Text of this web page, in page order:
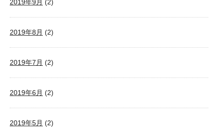
2019年9月 (2)
2019年8月 (2)
2019年7月 (2)
2019年6月 (2)
2019年5月 (2)